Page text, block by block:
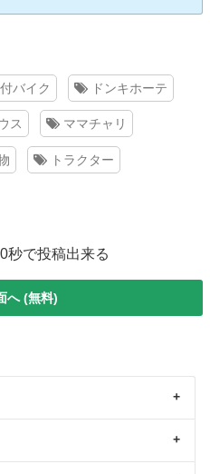
バイク ドンキホーテ
ス ママチャリ
トラクター
秒で投稿出来る
へ (無料)